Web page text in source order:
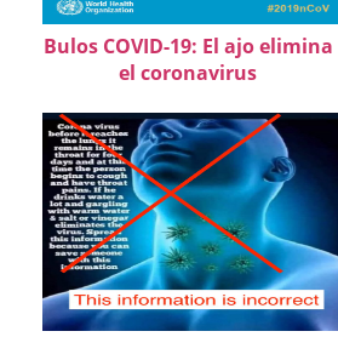
Bulos COVID-19: El ajo elimina
el coronavirus